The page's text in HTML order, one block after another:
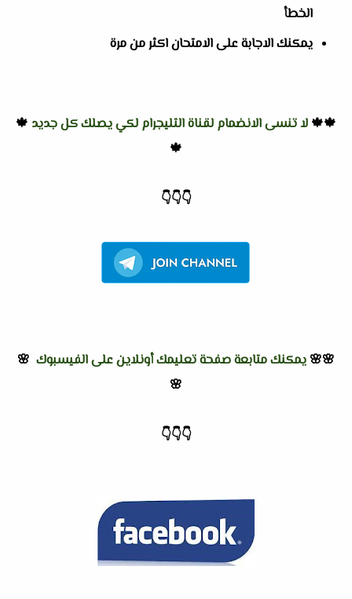
الخطأ
يمكنك الاجابة على الامتحان اكثر من مرة
🍁🍁 لا تنسى الانضمام لقناة التليجرام لكي يصلك كل جديد 🍁
🍁
👇
👇
👇
🌸🌸 يمكنك متابعة صفحة تعليمك أونلاين على الفيسبوك 🌸
🌸
👇
👇
👇